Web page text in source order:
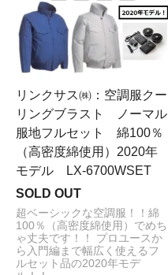
リンクサス㈱：空調服クー
リングブラスト ノーマル
服地フルセット 綿100％
（高密度綿使用）2020年
モデル LX-6700WSET
SOLD OUT
超ベーシックな空調服！！綿
100％（高密度綿使用）でめち
ゃ丈夫です！！ プロユースか
ら入門編まで幅広く使えるフ
ルセット品の2020年モデ